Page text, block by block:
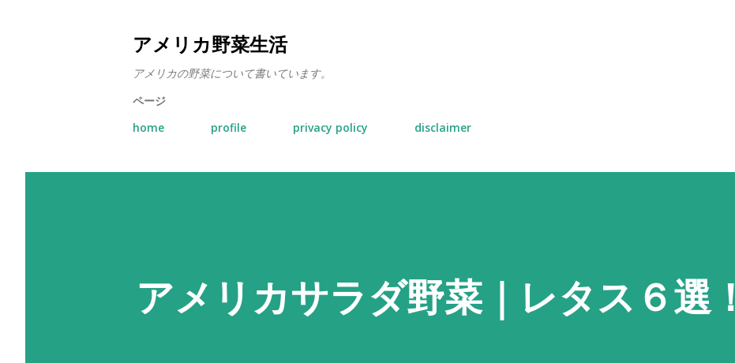
アメリカ野菜生活
アメリカの野菜について書いています。
ページ
home
profile privacy policy disclaimer
アメリカサラダ野菜｜レタス６選！